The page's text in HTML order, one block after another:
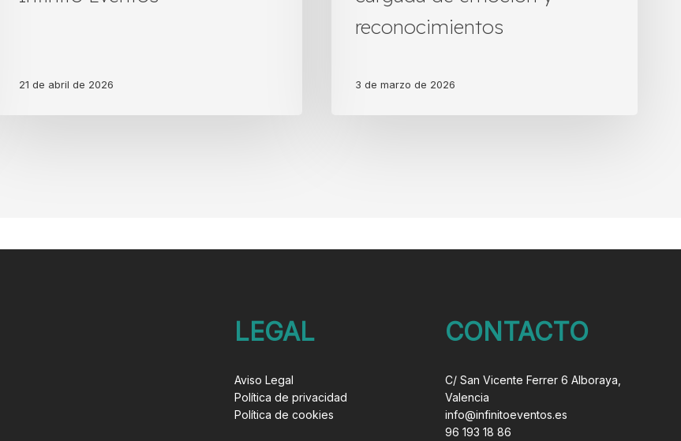
21 de abril de 2026
cargadareconocimientos
3 de marzo de 2026
LEGAL
Aviso Legal
Política de privacidad
Política de cookies
CONTACTO
C/ San Vicente Ferrer 6 Alboraya,
Valencia
info@infinitoeventos.es
96 193 18 86